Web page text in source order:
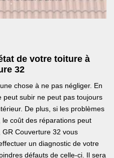
de votre toiture à
32
chose à ne pas négliger. En
subir ne peut pas toujours
De plus, si les problèmes
coût des réparations peut
GR Couverture 32 vous
un diagnostic de votre
défauts de celle-ci. Il sera